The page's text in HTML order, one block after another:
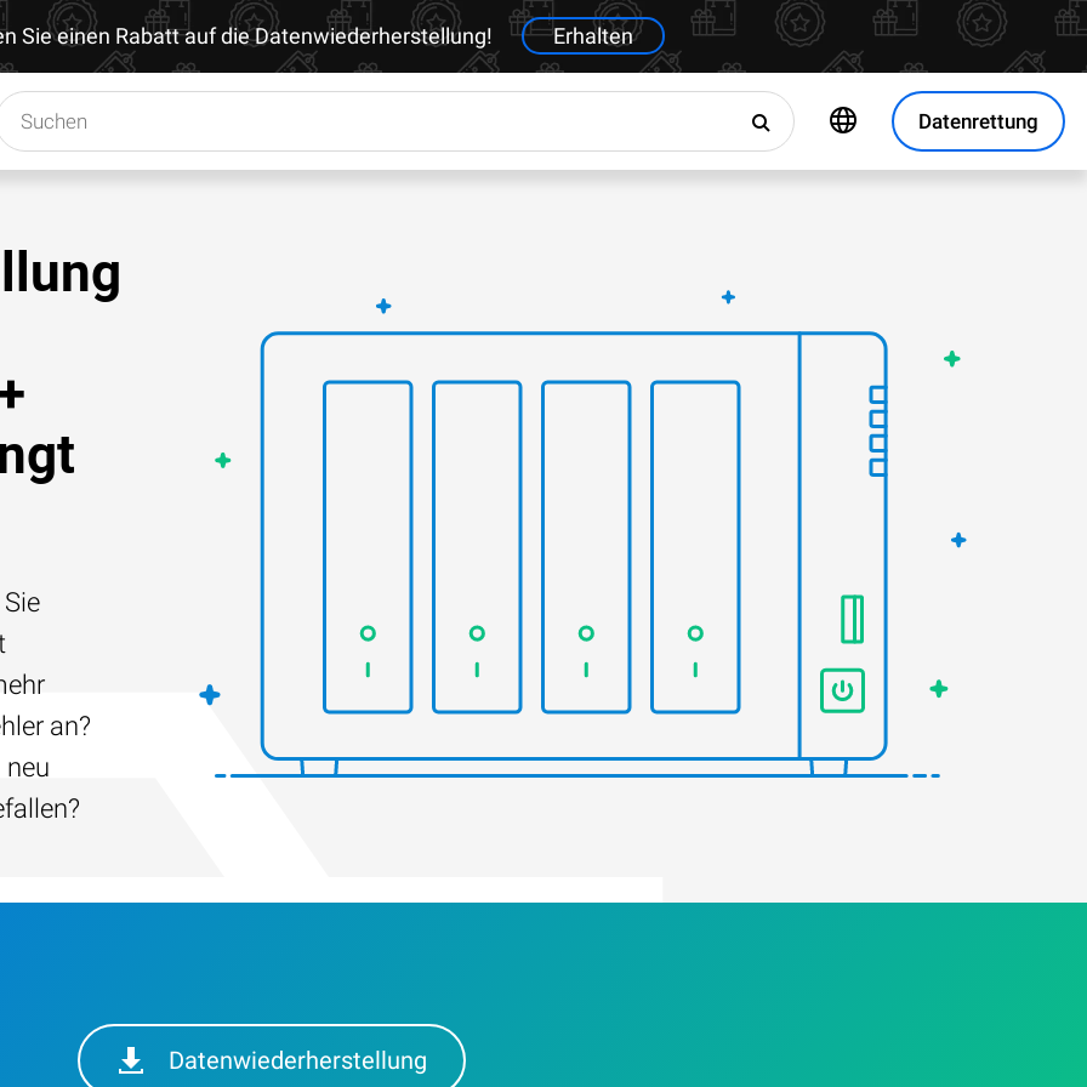
Sie einen Rabatt auf die Datenwiederherstellung! Erhalten
Datenrettung
an?
neu
Datenwiederherstellung